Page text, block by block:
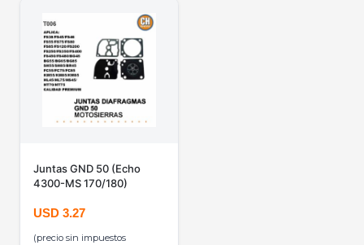
Juntas GND 50 (Echo
4300-MS 170/180)
USD 3.27
(precio sin impuestos